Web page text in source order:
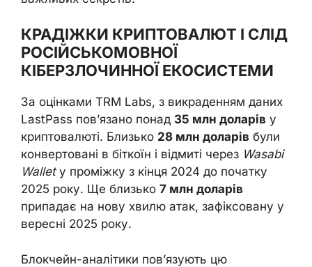
КРАДІЖКИ КРИПТОВАЛЮТ І СЛІД
РОСІЙСЬКОМОВНОЇ
КІБЕРЗЛОЧИННОЇ ЕКОСИСТЕМИ
За оцінками TRM Labs, з викраденням даних
LastPass пов’язано понад 35 млн доларів у
криптовалюті. Близько 28 млн доларів були
конвертовані в біткоїн і відмиті через Wasabi
Walletу проміжку з кінця 2024 до початку
2025 року. Ще близько 7 млн доларів
припадає на нову хвилю атак, зафіксовану у
вересні 2025 року.
Блокчейн-аналітики пов’язують цю